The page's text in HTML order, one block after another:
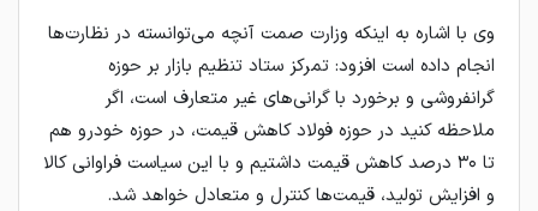
وی با اشاره به اینکه وزارت صمت آنچه می‌توانسته در نظارت‌ها
انجام داده است افزود: تمرکز ستاد تنظیم بازار بر حوزه
گرانفروشی و برخورد با گرانی‌های غیر متعارف است، اگر
ملاحظه کنید در حوزه فولاد کاهش قیمت، در حوزه خودرو هم
تا ۳۰ درصد کاهش قیمت داشتیم و با این سیاست فراوانی کالا
و افزایش تولید، قیمت‌ها کنترل و متعادل خواهد شد.